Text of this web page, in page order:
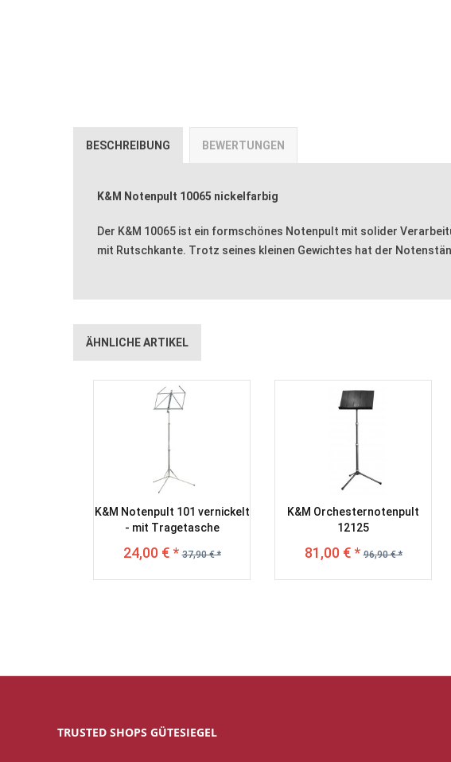
BESCHREIBUNG BEWERTUNGEN
K&M Notenpult 10065 nickelfarbig
Der K&M 10065 ist ein formschönes Notenpult mit solider
mit Rutschkante. Trotz seines kleinen Gewichtes hat der
ÄHNLICHE ARTIKEL
K&M Notenpult 101 vernickelt
- mit Tragetasche
24,00 € * 37,90 € *
K&M Orchesternotenpult
12125
81,00 € * 96,90 € *
TRUSTED SHOPS GÜTESIEGEL